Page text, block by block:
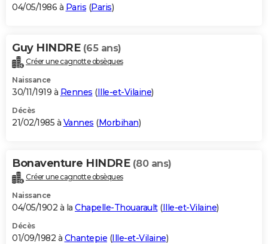
04/05/1986 à Paris (Paris)
Guy HINDRE (65 ans)
Créer une cagnotte obsèques
Naissance
30/11/1919 à Rennes (Ille-et-Vilaine)
Décès
21/02/1985 à Vannes (Morbihan)
Bonaventure HINDRE (80 ans)
Créer une cagnotte obsèques
Naissance
04/05/1902 à la Chapelle-Thouarault(Ille-et-Vilaine)
Décès
01/09/1982 à Chantepie (Ille-et-Vilaine)